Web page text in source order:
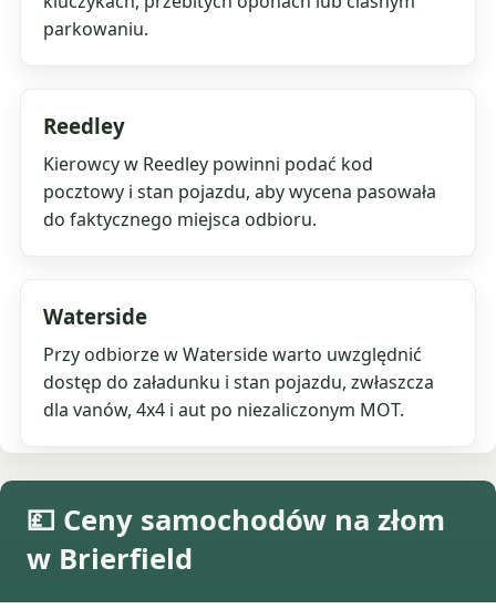
parkowaniu.
Reedley
Kierowcy w Reedley powinni podać kod
pocztowy i stan pojazdu, aby wycena pasowała
do faktycznego miejsca odbioru.
Waterside
Przy odbiorze w Waterside warto uwzględnić
dostęp do załadunku i stan pojazdu, zwłaszcza
dla vanów, 4x4 i aut po niezaliczonym MOT.
💷 Ceny samochodów na złom
w Brierfield